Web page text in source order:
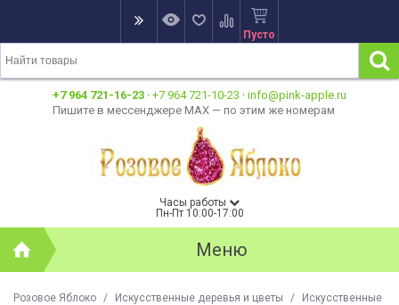
Пусто
+7 964 721-16-23 · +7 964 721-10-23 · info@pink-apple.ru
Пишите в мессенджере MAX — по этим же номерам
Часы работы
Пн-Пт 10:00-17:00
Меню
Розовое Яблоко / Искусственные деревья и цветы /
Искусственные